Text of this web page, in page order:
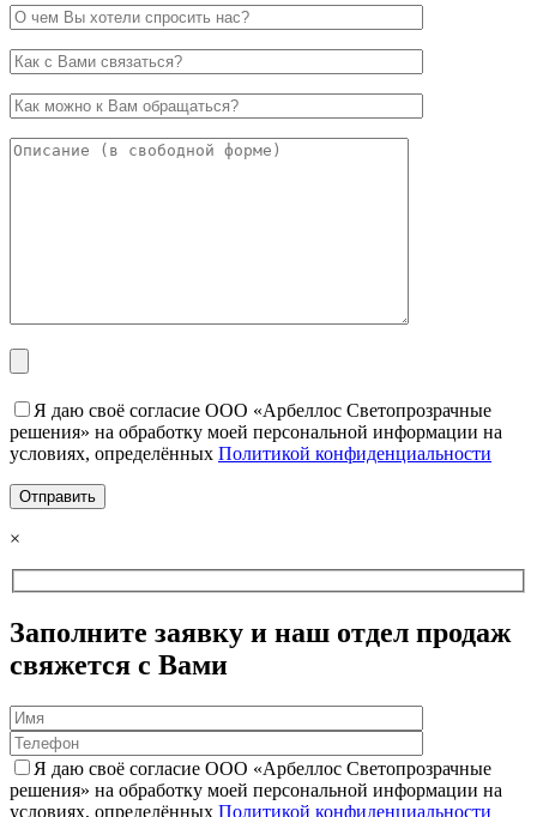
Я даю своё согласие ООО «Арбеллос Светопрозрачные
решения» на обработку моей персональной информации на
условиях, определённых Политикой конфиденциальности
×
Заполните заявку и наш отдел продаж
свяжется с Вами
Я даю своё согласие ООО «Арбеллос Светопрозрачные
решения» на обработку моей персональной информации на
условиях, определённых Политикой конфиденциальности